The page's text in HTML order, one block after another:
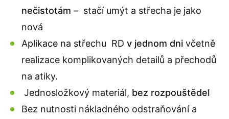
nečistotám – stačí umýt a střecha je jako
nová
Aplikace na střechu RD v jednom dni včetně
realizace komplikovaných detailů a přechodů
na atiky.
Jednosložkový materiál, bez rozpouštědel
Bez nutnosti nákladného odstraňování a